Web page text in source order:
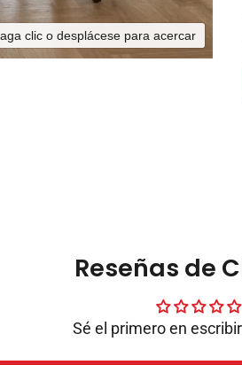
clic o desplácese para acercar
Reseñas de
Sé el primero en